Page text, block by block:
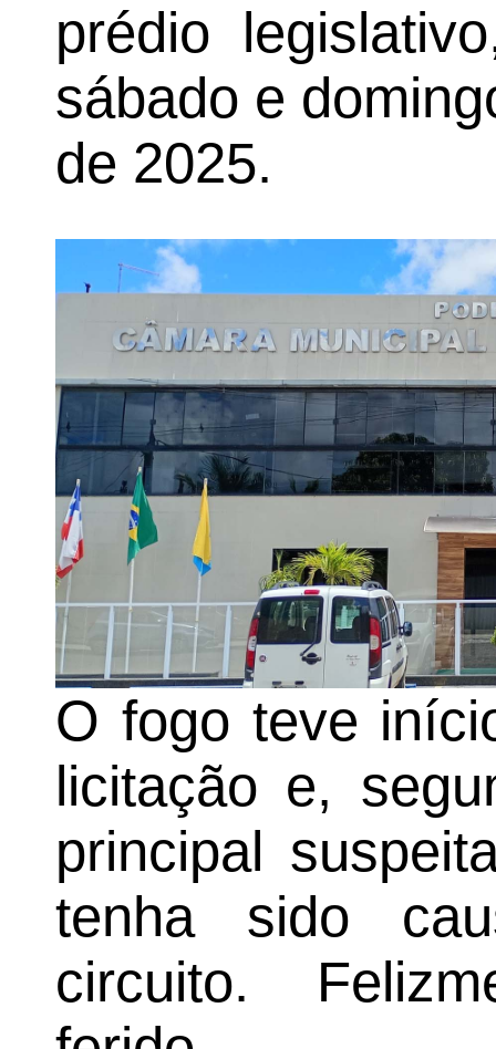
prédio
sábado e
de 2025.
O fogo teve
licitação e,
principal
tenha sido
circuito.